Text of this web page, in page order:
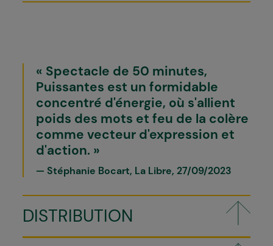
Spectacle de 50 minutes,
Puissantes est un formidable
concentré d'énergie, où s'allient
poids des mots et feu de la colère
comme vecteur d'expression et
d'action.
Stéphanie Bocart, La Libre, 27/09/2023
DISTRIBUTION